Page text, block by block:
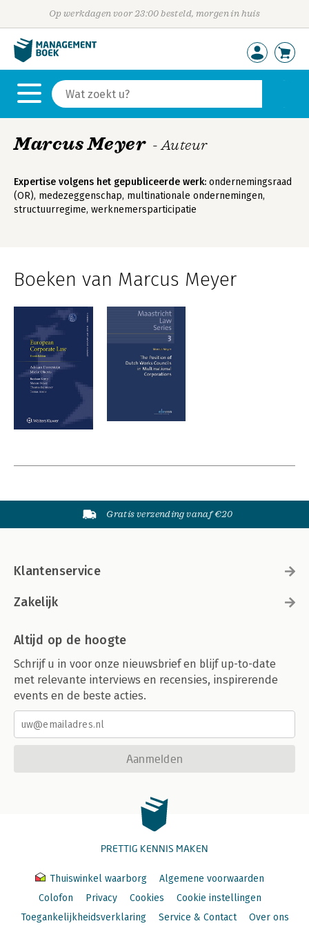
Op werkdagen voor 23:00 besteld, morgen in huis
Marcus Meyer - Auteur
Expertise volgens het gepubliceerde werk: ondernemingsraad
(OR), medezeggenschap, multinationale ondernemingen,
structuurregime, werknemersparticipatie
Boeken van Marcus Meyer
Gratis verzending vanaf €20
Klantenservice
Zakelijk
Altijd op de hoogte
Schrijf u in voor onze nieuwsbrief en blijf up-to-date
met relevante interviews en recensies, inspirerende
events en de beste acties.
Aanmelden
PRETTIG KENNIS MAKEN
Thuiswinkel waarborg
Algemene voorwaarden
Colofon
Privacy Cookies
Cookie instellingen
Toegankelijkheidsverklaring
Service & Contact Over ons